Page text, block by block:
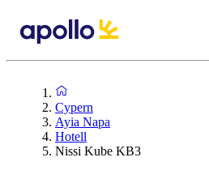
Cypern
Ayia Napa
Hotell
Nissi Kube KB3